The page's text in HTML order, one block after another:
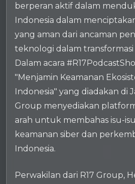
berperan aktif dalam
Indonesia dalam
yang aman dari ancaman
teknologi dalam transformasi
Dalam acara
"Menjamin Keamanan
Indonesia" yang diadakan di
Group menyediakan
arah untuk membahas isu-
keamanan siber dan
Indonesia.
Perwakilan dari R17 Group,